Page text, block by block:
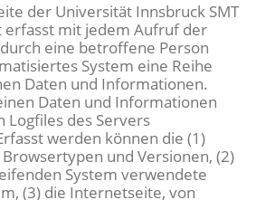
der Universität Innsbruck SMT
erfasst mit jedem Aufruf der
eine betroffene Person
System eine Reihe
Daten und Informationen.
Daten und Informationen
Logfiles des Servers
werden können die (1)
und Versionen, (2)
System verwendete
(3) die Internetseite, von